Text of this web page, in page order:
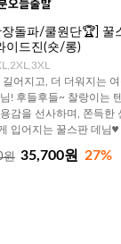
장돌파/쿨원단🏆] 꿀
이드진(숏/롱)
길어지고, 더 더워지는
! 후들후들~ 찰랑이는
감을 선사하며, 쫀득한
입어지는 꿀스판 데님♥
원 35,700원 27%